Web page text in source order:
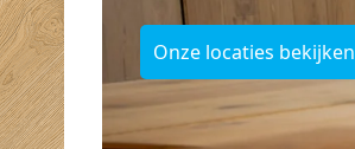
Onze locaties bekijken